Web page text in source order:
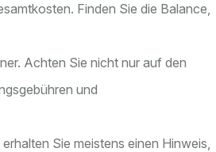
Finden Sie die Balance,
Achten Sie nicht nur auf den
und
Sie meistens einen Hinweis,